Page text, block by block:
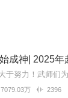
得联系，也可拨
成神| 2025
7079.03万 2396